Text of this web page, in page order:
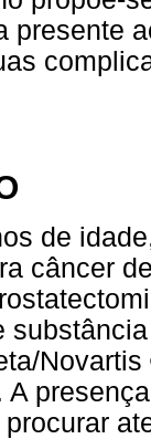
presente
de
câncer